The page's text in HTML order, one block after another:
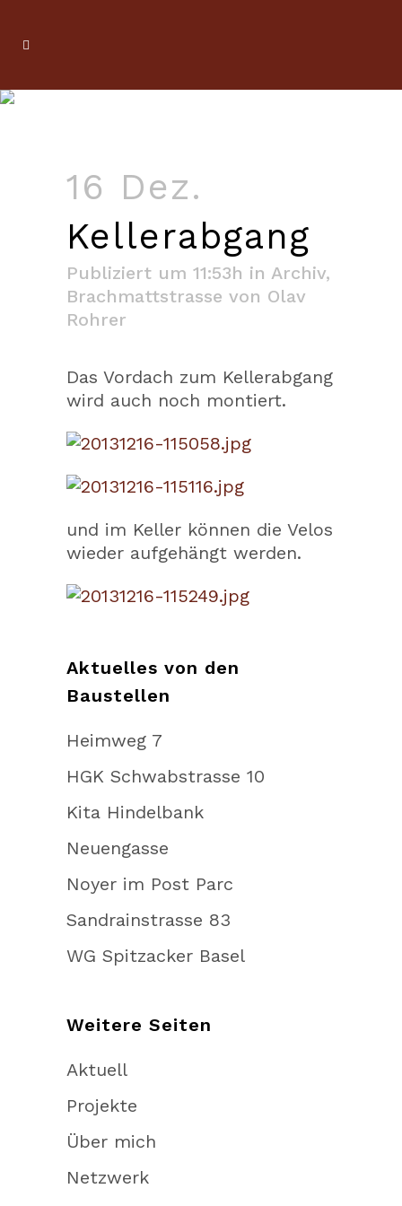
16 Dez.
Kellerabgang
Publiziert um 11:53h in Archiv,
Brachmattstrasse von Olav
Rohrer
Das Vordach zum Kellerabgang
wird auch noch montiert.
und im Keller können die Velos
wieder aufgehängt werden.
Aktuelles von den
Baustellen
Heimweg 7
HGK Schwabstrasse 10
Kita Hindelbank
Neuengasse
Noyer im Post Parc
Sandrainstrasse 83
WG Spitzacker Basel
Weitere Seiten
Aktuell
Projekte
Über mich
Netzwerk